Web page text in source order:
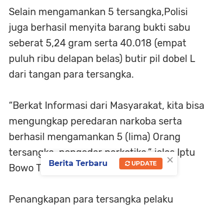
Selain mengamankan 5 tersangka,Polisi
juga berhasil menyita barang bukti sabu
seberat 5,24 gram serta 40.018 (empat
puluh ribu delapan belas) butir pil dobel L
dari tangan para tersangka.
“Berkat Informasi dari Masyarakat, kita bisa
mengungkap peredaran narkoba serta
berhasil mengamankan 5 (lima) Orang
tersangka, pengedar narkotika,” jelas Iptu
Bowo Tri Kuncoro, Rabu (5/6).
Penangkapan para tersangka pelaku
×
Berita Terbaru UPDATE